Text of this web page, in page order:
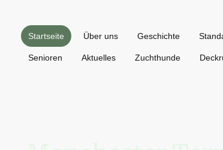
Startseite Über uns Geschichte
Senioren Aktuelles Zuchthunde